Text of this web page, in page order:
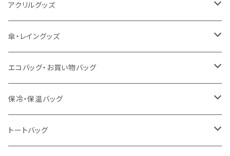
猛暑グッズ
冷感グッズ
イージーオーダーTシャツ（海外生産）
名入れタオル
今治タオル
泉州おくばりタオル
冷感タオル
ハンカチ
アクリルグッズ
キーホルダー
スタンド
バッジ
ライティングスタンド
傘・レイングッズ
傘
ポンチョ
エコバッグ・お買い物バッグ
ポリエステル
フェアトレードコットン
保冷・保温バッグ
キャンパス
トートバッグ